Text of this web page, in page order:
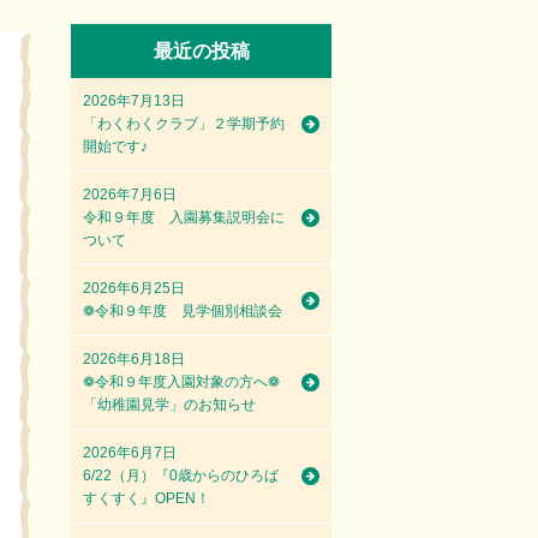
最近の投稿
2026年7月13日
「わくわくクラブ」２学期予約
開始です♪
2026年7月6日
令和９年度 入園募集説明会に
ついて
2026年6月25日
❁令和９年度 見学個別相談会
2026年6月18日
❁令和９年度入園対象の方へ❁
「幼稚園見学」のお知らせ
2026年6月7日
6/22（月）『0歳からのひろば
すくすく』OPEN！